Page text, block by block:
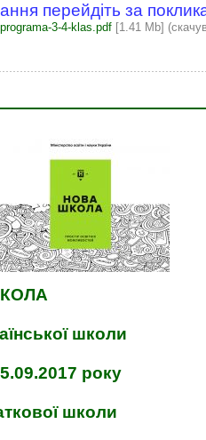
перейдіть за
3-4-klas.pdf [1.41 Mb]
школи
року
школи